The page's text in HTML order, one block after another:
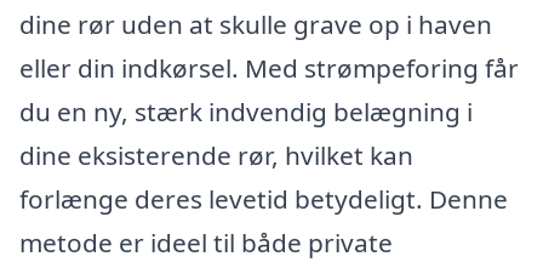
dine rør uden at skulle grave op i haven
eller din indkørsel. Med strømpeforing får
du en ny, stærk indvendig belægning i
dine eksisterende rør, hvilket kan
forlænge deres levetid betydeligt. Denne
metode er ideel til både private